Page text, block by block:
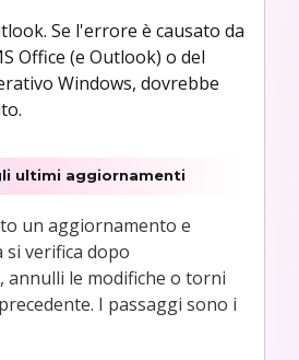
Se l'errore è causato da
Office (e Outlook) o del
Windows, dovrebbe
ultimi aggiornamenti
un aggiornamento e
verifica dopo
annulli le modifiche o torni
I passaggi sono i